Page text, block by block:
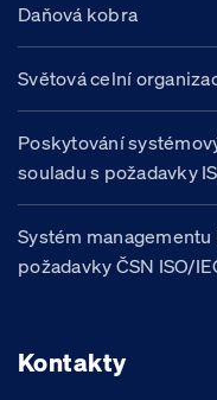
Daňová kobra
Světová celní
Poskytování
souladu s požadavky
Systém
požadavky ČSN ISO/
Kontakty